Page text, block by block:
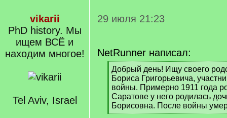
vikarii
PhD history. Мы
ищем ВСЁ и
находим многое!
Tel Aviv, Israel
29 июля 21:23
NetRunner написал:
[
q
]
Добрый день! Ищу своего
Бориса Григорьевича,
войны. Примерно 1911 года
Саратове у него родилась
Борисовна. После войны умер
[